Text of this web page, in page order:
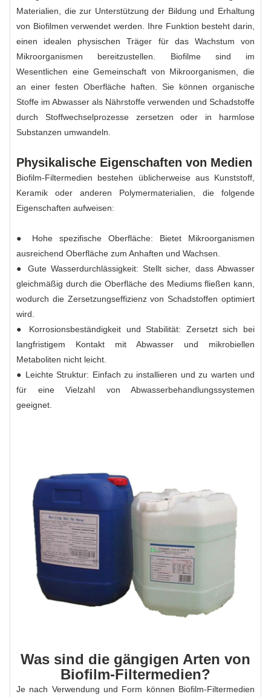
Materialien, die zur Unterstützung der Bildung und Erhaltung
von Biofilmen verwendet werden. Ihre Funktion besteht darin,
einen idealen physischen Träger für das Wachstum von
Mikroorganismen bereitzustellen. Biofilme sind im
Wesentlichen eine Gemeinschaft von Mikroorganismen, die
an einer festen Oberfläche haften. Sie können organische
Stoffe im Abwasser als Nährstoffe verwenden und Schadstoffe
durch Stoffwechselprozesse zersetzen oder in harmlose
Substanzen umwandeln.
Physikalische Eigenschaften von Medien
Biofilm-Filtermedien bestehen üblicherweise aus Kunststoff,
Keramik oder anderen Polymermaterialien, die folgende
Eigenschaften aufweisen:
● Hohe spezifische Oberfläche: Bietet Mikroorganismen
ausreichend Oberfläche zum Anhaften und Wachsen.
● Gute Wasserdurchlässigkeit: Stellt sicher, dass Abwasser
gleichmäßig durch die Oberfläche des Mediums fließen kann,
wodurch die Zersetzungseffizienz von Schadstoffen optimiert
wird.
● Korrosionsbeständigkeit und Stabilität: Zersetzt sich bei
langfristigem Kontakt mit Abwasser und mikrobiellen
Metaboliten nicht leicht.
● Leichte Struktur: Einfach zu installieren und zu warten und
für eine Vielzahl von Abwasserbehandlungssystemen
geeignet.
Was sind die gängigen Arten von
Biofilm-Filtermedien?
Je nach Verwendung und Form können Biofilm-Filtermedien